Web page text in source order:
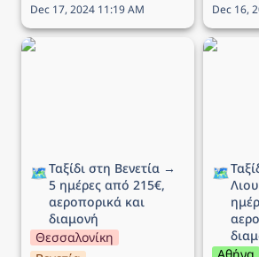
Dec 17, 2024 11:19 AM Dec 16,
Ταξίδι στη Βενετία → 5
🗺️Ταξίδι στη Βενετία →
5 ημέρες από 215€,
αεροπορικά και
διαμονή
Θεσσαλονίκη
Ταξίδι
🗺️
Αθήνα